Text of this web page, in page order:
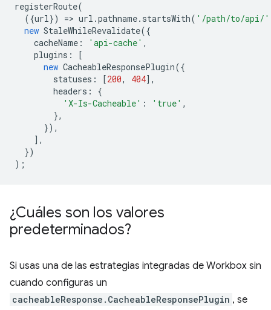
registerRoute(
({url}) => url .pathname. startsWith( '/path/to/api/'
new StaleWhileRevalidate({
cacheName : 'api-cache' ,
plugins :
[
new CacheableResponsePlugin({
statuses : [200, 404],
headers :
{
'X-Is-Cacheable' : 'true' ,
},
}),
],
})
);
¿Cuáles son los valores
predeterminados?
Si usas una de las estrategias integradas de Workbox sin
cuando configuras un
cacheableResponse.CacheableResponsePlugin , se